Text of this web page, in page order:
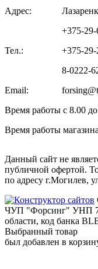
Адрес:
Тел.:
+375-29-
+375-
8-0222-
Email:
Время работы с 8.00
Время работы
Данный сайт не
публичной офертой.
по адресу г.Могилев,
ЧУП "Форсинг" УНП
области, код банка
Выбранный товар
был добавлен в